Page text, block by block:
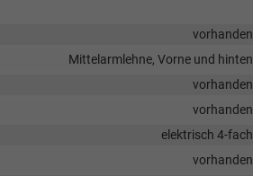
vorhanden
Mittelarmlehne, Vorne und hinten
vorhanden
vorhanden
elektrisch 4-fach
vorhanden